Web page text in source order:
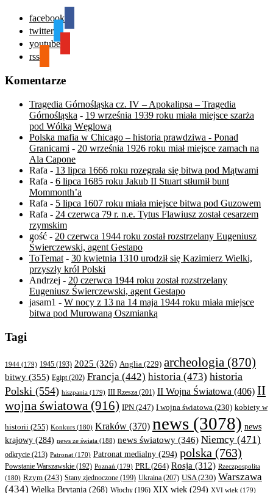
facebook
twitter
youtube
rss
Komentarze
Tragedia Górnośląska cz. IV – Apokalipsa – Tragedia
Górnośląska - 19 września 1939 roku miała miejsce szarża
pod Wólką Węglową
Polska mafia w Chicago – historia prawdziwa - Ponad
Granicami - 20 września 1926 roku miał miejsce zamach na
Ala Capone
Rafa - 13 lipca 1666 roku rozegrała się bitwa pod Mątwami
Rafa - 6 lipca 1685 roku Jakub II Stuart stłumił bunt
Mommonth’a
Rafa - 5 lipca 1607 roku miała miejsce bitwa pod Guzowem
Rafa - 24 czerwca 79 r. n.e. Tytus Flawiusz został cesarzem
rzymskim
gość - 20 czerwca 1944 roku został rozstrzelany Eugeniusz
Świerczewski, agent Gestapo
ToTemat - 30 kwietnia 1310 urodził się Kazimierz Wielki,
przyszły król Polski
Andrzej - 20 czerwca 1944 roku został rozstrzelany
Eugeniusz Świerczewski, agent Gestapo
jasam1 - W nocy z 13 na 14 maja 1944 roku miała miejsce
bitwa pod Murowaną Oszmianką
Tagi
1944 (179) 1945 (193) 2025 (326) Anglia (229) archeologia (870)
bitwy (355) Egipt(202) Francja (442) historia (473) historia
Polski (554) hiszpania (179) III Rzesza (201) II Wojna Światowa (406) II
wojna światowa (916) IPN (247) I wojna światowa (230) kobiety w
historii (255) Konkurs (180) Kraków (370) news (3078) news
krajowy (284) news ze świata (188) news światowy (346) Niemcy (471)
odkrycie (213) Patronat (170) Patronat medialny (294) polska (763)
Powstanie Warszawskie (192) Poznań (179) PRL(264) Rosja (312) Rzeczpospolita
(180) Rzym (243) Stany zjednoczone (199) Ukraina (207) USA(230) Warszawa
(434) Wielka Brytania (268) Włochy (196) XIX wiek (294) XVI wiek (179)